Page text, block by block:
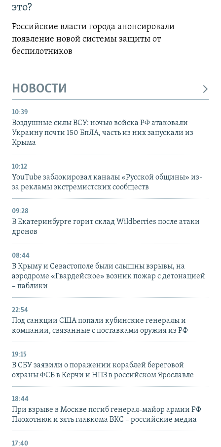
это?
Российские власти города анонсировали
появление новой системы защиты от
беспилотников
НОВОСТИ
10:39
Воздушные силы ВСУ: ночью войска РФ атаковали
Украину почти 150 БпЛА, часть из них запускали из
Крыма
10:12
YouTube заблокировал каналы «Русской общины» из-
за рекламы экстремистских сообществ
09:28
В Екатеринбурге горит склад Wildberries после атаки
дронов
08:44
В Крыму и Севастополе были слышны взрывы, на
аэродроме «Гвардейское» возник пожар с детонацией
– паблики
22:54
Под санкции США попали кубинские генералы и
компании, связанные с поставками оружия из РФ
19:15
В СБУ заявили о поражении кораблей береговой
охраны ФСБ в Керчи и НПЗ в российском Ярославле
18:44
При взрыве в Москве погиб генерал-майор армии РФ
Плохотнюк и зять главкома ВКС – российские медиа
17:40